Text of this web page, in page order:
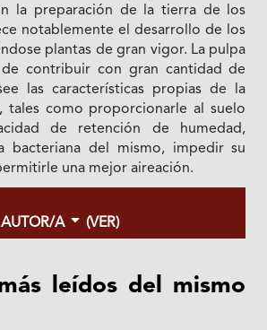
la preparación de la tierra de los
notablemente el desarrollo de los
plantas de gran vigor. La pulpa
contribuir con gran cantidad de
las características propias de la
tales como proporcionarle al suelo
de retención de humedad,
bacteriana del mismo, impedir su
una mejor aireación.
AUTOR/A (VER)
leídos del mismo